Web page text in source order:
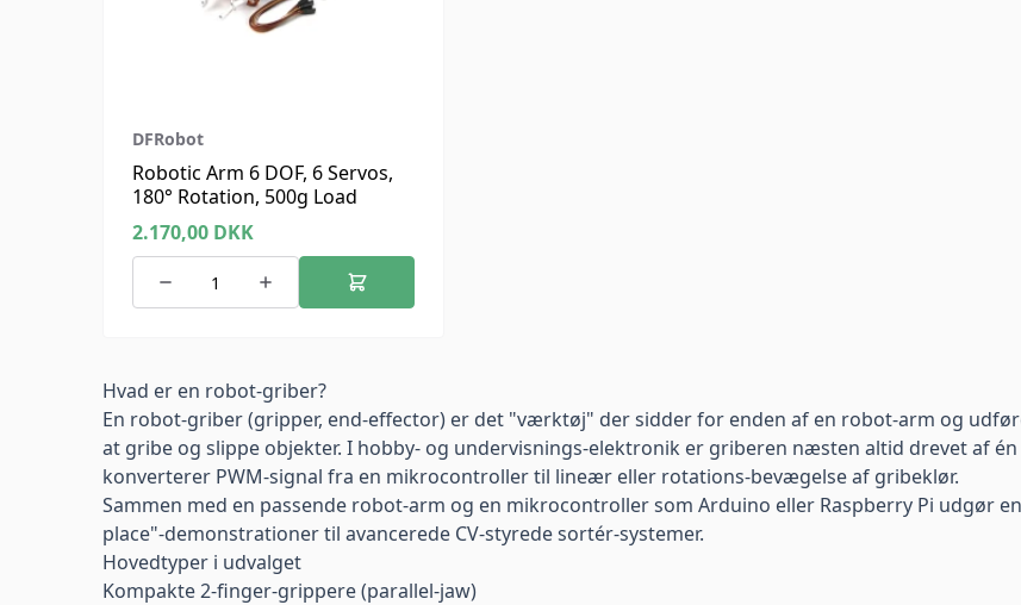
DFRobot
Robotic Arm 6 DOF, 6 Servos,
180° Rotation, 500g Load
2.170,00 DKK
Hvad er en robot-griber?
En robot-griber (gripper, end-effector) er det "værktøj" der sidder for enden af en robot-arm og
at gribe og slippe objekter. I hobby- og undervisnings-elektronik er griberen næsten altid drevet af
konverterer PWM-signal fra en mikrocontroller til lineær eller rotations-bevægelse af gribeklør.
Sammen med en passende robot-arm og en mikrocontroller som Arduino eller Raspberry Pi udgør
place"-demonstrationer til avancerede CV-styrede sortér-systemer.
Hovedtyper i udvalget
Kompakte 2-finger-grippere (parallel-jaw)